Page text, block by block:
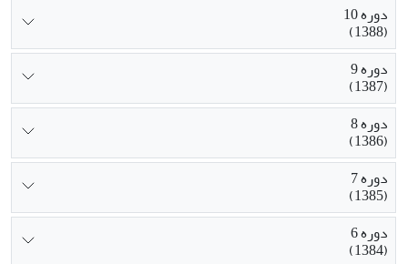
دوره 10
(1388)
دوره 9
(1387)
دوره 8
(1386)
دوره 7
(1385)
دوره 6
(1384)